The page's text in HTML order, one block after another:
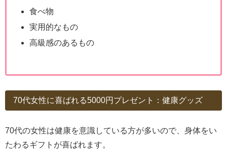
食べ物
実用的なもの
高級感のあるもの
70代女性に喜ばれる5000円プレゼント：健康グッズ
70代の女性は健康を意識している方が多いので、身体をい
たわるギフトが喜ばれます。